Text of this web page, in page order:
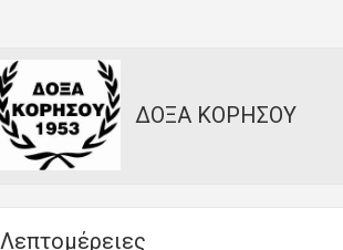
ΔΟΞΑ ΚΟΡΗΣΟΥ
Λεπτομέρειες